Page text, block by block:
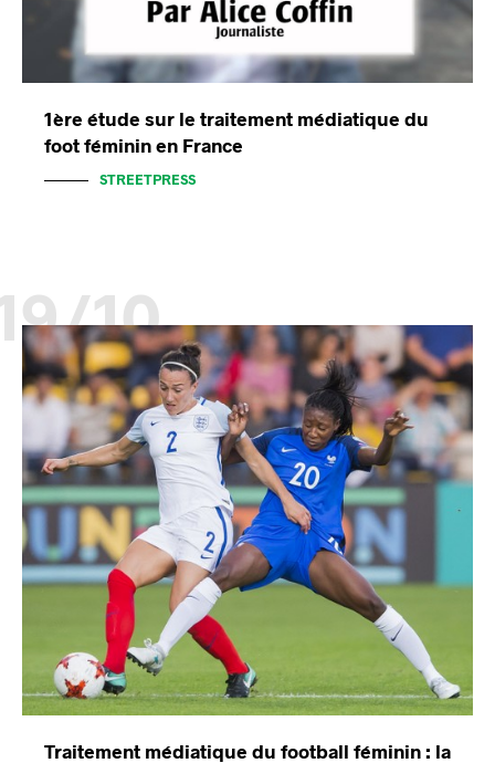
1ère étude sur le traitement médiatique du
foot féminin en France
STREETPRESS
10
Traitement médiatique du football féminin : la